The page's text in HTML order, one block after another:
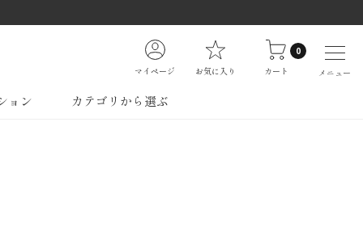
マイページ お気に入り
0
カート
メニュー
ョン カテゴリから選ぶ